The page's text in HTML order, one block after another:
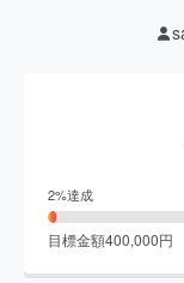
2%達成
目標金額400,000円